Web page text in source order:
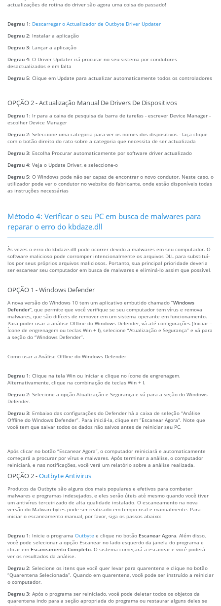
actualizações de rotina do driver são agora uma coisa do passado!
Degrau 1: Descarregar o Actualizador de Outbyte Driver Updater
Degrau 2: Instalar a aplicação
Degrau 3: Lançar a aplicação
Degrau 4: O Driver Updater irá procurar no seu sistema por condutores
desactualizados e em falta
Degrau 5: Clique em Update para actualizar automaticamente todos os controladores
OPÇÃO 2 - Actualização Manual De Drivers De Dispositivos
Degrau 1: Ir para a caixa de pesquisa da barra de tarefas - escrever Device Manager -
escolher Device Manager
Degrau 2: Seleccione uma categoria para ver os nomes dos dispositivos - faça clique
com o botão direito do rato sobre a categoria que necessita de ser actualizada
Degrau 3: Escolha Procurar automaticamente por software driver actualizado
Degrau 4: Veja o Update Driver, e seleccione-o
Degrau 5: O Windows pode não ser capaz de encontrar o novo condutor. Neste caso, o
utilizador pode ver o condutor no website do fabricante, onde estão disponíveis todas
as instruções necessárias
Método 4: Verificar o seu PC em busca de malwares para
reparar o erro do kbdaze.dll
Às vezes o erro do kbdaze.dll pode ocorrer devido a malwares em seu computador. O
software malicioso pode corromper intencionalmente os arquivos DLL para substituí-
los por seus próprios arquivos maliciosos. Portanto, sua principal prioridade deveria
ser escanear seu computador em busca de malwares e eliminá-lo assim que possível.
OPÇÃO 1 - Windows Defender
A nova versão do Windows 10 tem um aplicativo embutido chamado “Windows
Defender” , que permite que você verifique se seu computador tem vírus e remova
malwares, que são difíceis de remover em um sistema operante em funcionamento.
Para poder usar a análise Offline do Windows Defender, vá até configurações (Iniciar –
Ícone de engrenagem ou teclas Win + I), selecione “Atualização e Segurança” e vá para
a seção do “Windows Defender”.
Como usar a Análise Offline do Windows Defender
Degrau 1: Clique na tela Win ou Iniciar e clique no ícone de engrenagem.
Alternativamente, clique na combinação de teclas Win + I.
Degrau 2: Selecione a opção Atualização e Segurança e vá para a seção do Windows
Defender.
Degrau 3: Embaixo das configurações do Defender há a caixa de seleção “Análise
Offline do Windows Defender”. Para iniciá-la, clique em “Escanear Agora”. Note que
você tem que salvar todos os dados não salvos antes de reiniciar seu PC.
Após clicar no botão “Escanear Agora”, o computador reiniciará e automaticamente
começará a procurar por vírus e malwares. Após terminar a análise, o computador
reiniciará, e nas notificações, você verá um relatório sobre a análise realizada.
OPÇÃO 2 -Outbyte Antivirus
Produtos da Outbyte são alguns dos mais populares e efetivos para combater
malwares e programas indesejados, e eles serão úteis até mesmo quando você tiver
um antivírus terceirizado de alta qualidade instalado. O escaneamento na nova
versão do Malwarebytes pode ser realizado em tempo real e manualmente. Para
iniciar o escaneamento manual, por favor, siga os passos abaixo:
Degrau 1: Inicie o programa Outbyte e clique no botão Escanear Agora. Além disso,
você pode selecionar a opção Escanear no lado esquerdo da janela do programa e
clicar em Escaneamento Completo. O sistema começará a escanear e você poderá
ver os resultados da análise.
Degrau 2: Selecione os itens que você quer levar para quarentena e clique no botão
“Quarentena Selecionada”. Quando em quarentena, você pode ser instruído a reiniciar
o computador.
Degrau 3: Após o programa ser reiniciado, você pode deletar todos os objetos da
quarentena indo para a seção apropriada do programa ou restaurar alguns deles se